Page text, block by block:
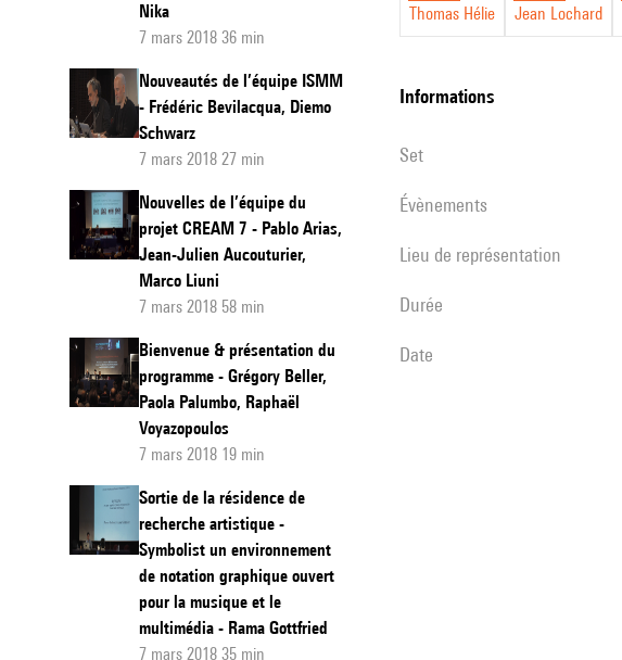
Nika
7 mars 2018 36 min
Nouveautés de l’équipe ISMM
- Frédéric Bevilacqua, Diemo
Schwarz
7 mars 2018 27 min
Nouvelles de l’équipe du
projet CREAM 7 - Pablo Arias,
Jean-Julien Aucouturier,
Marco Liuni
7 mars 2018 58 min
Bienvenue & présentation du
programme - Grégory Beller,
Paola Palumbo, Raphaël
Voyazopoulos
7 mars 2018 19 min
Sortie de la résidence de
recherche artistique -
Symbolist un environnement
de notation graphique ouvert
pour la musique et le
multimédia - Rama Gottfried
7 mars 2018 35 min
Thomas Hélie Jean Lochard
informations
set
évènements
Lieu de représentation
durée
date